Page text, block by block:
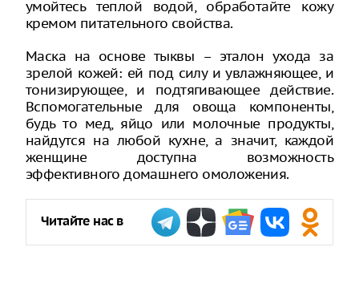
умойтесь теплой водой, обработайте кожу
кремом питательного свойства.
Маска на основе тыквы – эталон ухода за
зрелой кожей: ей под силу и увлажняющее, и
тонизирующее, и подтягивающее действие.
Вспомогательные для овоща компоненты,
будь то мед, яйцо или молочные продукты,
найдутся на любой кухне, а значит, каждой
женщине доступна возможность
эффективного домашнего омоложения.
Читайте нас в